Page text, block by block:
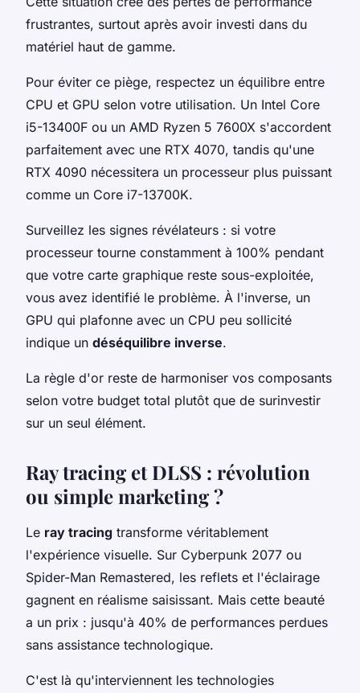
frustrantes, surtout après avoir investi dans du
matériel haut de gamme.
Pour éviter ce piège, respectez un équilibre entre
CPU et GPU selon votre utilisation. Un Intel Core
i5-13400F ou un AMD Ryzen 5 7600X s'accordent
parfaitement avec une RTX 4070, tandis qu'une
RTX 4090 nécessitera un processeur plus puissant
comme un Core i7-13700K.
Surveillez les signes révélateurs : si votre
processeur tourne constamment à 100% pendant
que votre carte graphique reste sous-exploitée,
vous avez identifié le problème. À l'inverse, un
GPU qui plafonne avec un CPU peu sollicité
indique un déséquilibre inverse.
La règle d'or reste de harmoniser vos composants
selon votre budget total plutôt que de surinvestir
sur un seul élément.
Ray tracing et DLSS : révolution
ou simple marketing ?
Le ray tracing transforme véritablement
l'expérience visuelle. Sur Cyberpunk 2077 ou
Spider-Man Remastered, les reflets et l'éclairage
gagnent en réalisme saisissant. Mais cette beauté
a un prix : jusqu'à 40% de performances perdues
sans assistance technologique.
C'est là qu'interviennent les technologies